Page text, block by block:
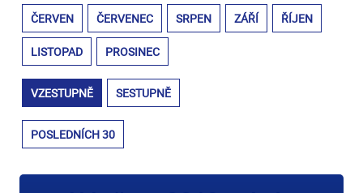
ČERVEN ČERVENEC SRPEN ZÁŘÍ ŘÍJEN
LISTOPAD PROSINEC
VZESTUPNĚ SESTUPNĚ
POSLEDNÍCH 30